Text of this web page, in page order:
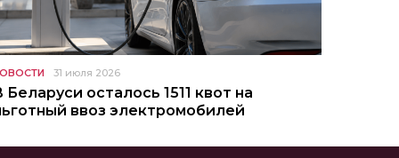
31 июля 2026
Беларуси осталось 1511 квот на
ввоз электромобилей